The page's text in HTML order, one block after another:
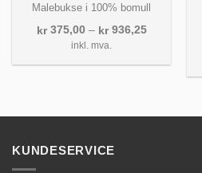
Malebukse i 100% bomull
kr375,00 – kr936,25Prisområde:
kr 936,25
inkl. mva.
KUNDESERVICE